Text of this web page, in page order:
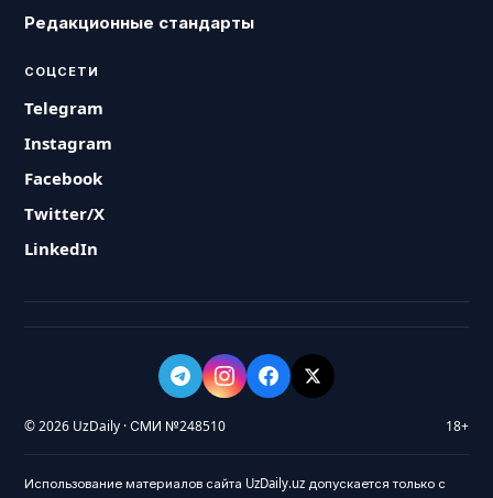
Редакционные стандарты
СОЦСЕТИ
Telegram
Instagram
Facebook
Twitter/X
LinkedIn
© 2026 UzDaily · СМИ №248510 18+
Использование материалов сайта UzDaily.uz допускается только с